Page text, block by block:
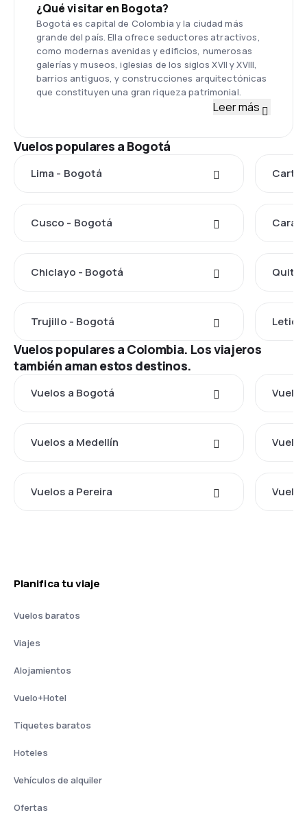
¿Qué visitar en Bogota?
Bogotá es capital de Colombia y la ciudad más
grande del país. Ella ofrece seductores atractivos,
como modernas avenidas y edificios, numerosas
galerías y museos, iglesias de los siglos XVII y XVIII,
barrios antiguos, y construcciones arquitectónicas
que constituyen una gran riqueza patrimonial.
Leer más
Vuelos populares a Bogotá
Lima - Bogotá
Cusco - Bogotá
Chiclayo - Bogotá Quito
Trujillo - Bogotá
Vuelos populares a Colombia. Los viajeros
también aman estos destinos.
Vuelos a Bogotá
Vuelos a Medellín
Vuelos a Pereira
Planifica tu viaje
Vuelos baratos
Viajes
Alojamientos
Vuelo+Hotel
Tiquetes baratos
Hoteles
Vehículos de alquiler
Ofertas